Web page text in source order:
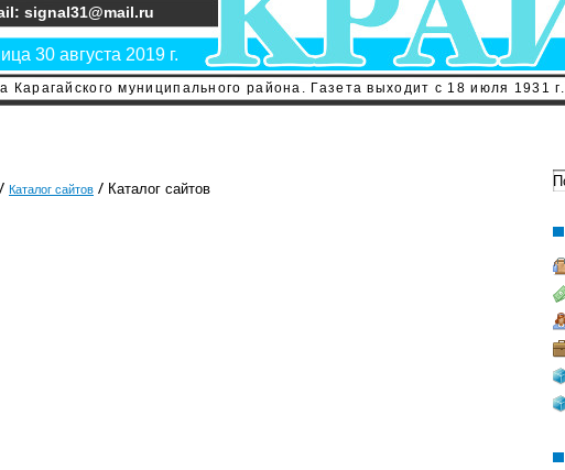
Карагайского муниципального района. Газета выходит с 18 июля 1931 г.
30 августа 2019 г.
signal31@mail.ru
Каталог сайтов Каталог сайтов